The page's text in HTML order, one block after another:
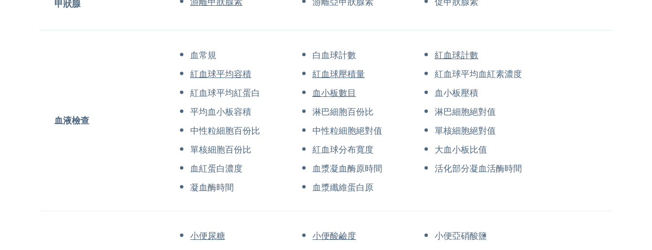
甲狀腺
血液檢查
血常規 白血球計數
紅血球計數
紅血球平均容積
紅血球壓積量
紅血球平均血紅素濃度
紅血球平均紅蛋白
血小板數目
血小板壓積
平均血小板容積
淋巴細胞百份比
淋巴細胞絕對值
中性粒細胞百份比
中性粒細胞絕對值
單核細胞絕對值
單核細胞百份比
紅血球分布寬度
大血小板比值
血紅蛋白濃度
血漿凝血酶原時間
活化部分凝血活酶時間
凝血酶時間
血漿纖維蛋白原
小便尿糖 小便酸鹼度
小便亞硝酸鹽